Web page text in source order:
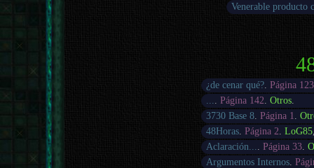
Venerable producto
¿de cenar qué?.Página 123
....Página 142.Otros.
3730 Base 8.Página 1.
48Horas.Página 2.LoG85
Aclaración....Página 33.
Argumentos Internos.